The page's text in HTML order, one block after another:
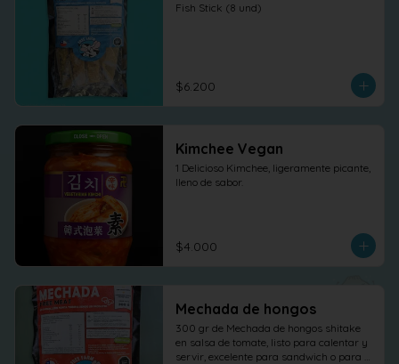
Fish Stick (8 und)
$6.200
Kimchee Vegan
1 Delicioso Kimchee, ligeramente picante,
lleno de sabor.
$4.000
Mechada de hongos
300 gr de Mechada de hongos shitake
en salsa de tomate, listo para calentar y
servir, excelente para sandwich o para